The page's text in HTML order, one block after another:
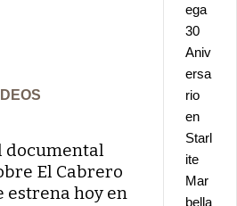
documental
El Cabrero
estrena hoy en
ega
30
Aniv
ersa
rio
en
Starl
ite
Mar
bella